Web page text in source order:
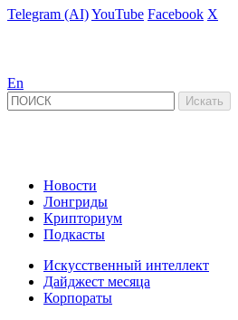
Telegram (AI)YouTube Facebook X
En
Новости
Лонгриды
Крипториум
Подкасты
Искусственный интеллект
Дайджест месяца
Корпораты